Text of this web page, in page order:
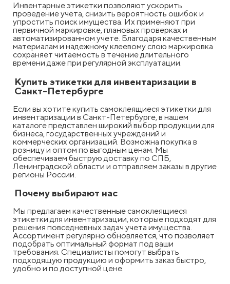
Инвентарные этикетки позволяют ускорить
проведение учета, снизить вероятность ошибок и
упростить поиск имущества. Их применяют при
первичной маркировке, плановых проверках и
автоматизированном учете. Благодаря качественным
материалам и надежному клеевому слою маркировка
сохраняет читаемость в течение длительного
времени даже при регулярной эксплуатации.
Купить этикетки для инвентаризации в
Санкт-Петербурге
Если вы хотите купить самоклеящиеся этикетки для
инвентаризации в Санкт-Петербурге, в нашем
каталоге представлен широкий выбор продукции для
бизнеса, государственных учреждений и
коммерческих организаций. Возможна покупка в
розницу и оптом по выгодным ценам. Мы
обеспечиваем быструю доставку по СПБ,
Ленинградской области и отправляем заказы в другие
регионы России.
Почему выбирают нас
Мы предлагаем качественные самоклеящиеся
этикетки для инвентаризации, которые подходят для
решения повседневных задач учета имущества.
Ассортимент регулярно обновляется, что позволяет
подобрать оптимальный формат под ваши
требования. Специалисты помогут выбрать
подходящую продукцию и оформить заказ быстро,
удобно и по доступной цене.